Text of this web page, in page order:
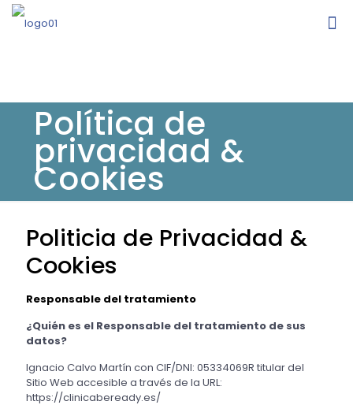
Política de
privacidad &
Cookies
Politicia de Privacidad &
Cookies
Responsable del tratamiento
¿Quién es el Responsable del tratamiento de sus
datos?
Ignacio Calvo Martín con CIF/DNI: 05334069R titular del
Sitio Web accesible a través de la URL:
https://clinicabeready.es/